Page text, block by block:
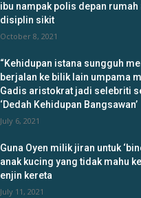
ibu nampak polis depan
disiplin sikit
October 8, 2021
“Kehidupan istana sungguh
berjalan ke bilik lain umpama
Gadis aristokrat jadi selebriti
‘Dedah Kehidupan Bangsawan’
July 6, 2021
Guna Oyen milik jiran untuk
anak kucing yang tidak mahu
enjin kereta
July 11, 2021